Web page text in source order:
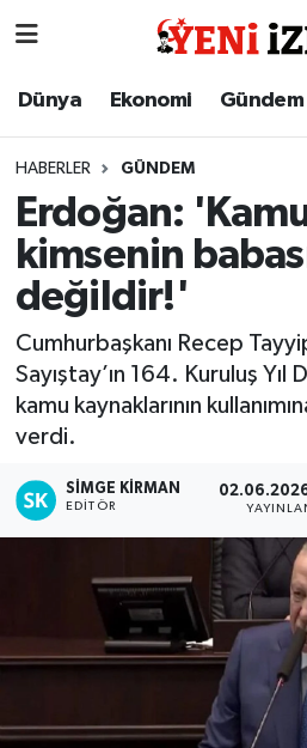
Dünya Ekonomi Gündem
HABERLER GÜNDEM
Erdoğan:
kimsenin
değildir!'
Cumhurbaşkanı Recep
Sayıştay’ın 164. Kuruluş Yıl
kamu kaynaklarının
verdi.
SIMGE KİRMAN
EDITÖR
Dünya
Gündem
İzmir
Sağlık
Siyaset
Spor
Teknoloji
Tatil ve Seyahat
İzmir Nöbetçi Eczaneler
İzmir Namaz Vakitleri
İzmir Trafik Yoğunluk
Süper Lig Puan Durumu
Tüm Manşetler